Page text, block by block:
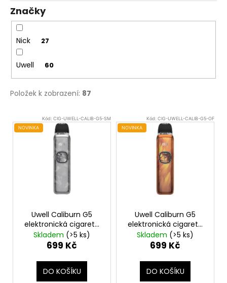
Značky
Nick 27
Uwell 60
Položek k zobrazení: 87
V
ý
Kód: CIG-UWELL-CALIB-G5-SM
NOVINKA
Uwell Caliburn G5
elektronická cigareta
1600mAh Silver Marble
Skladem (>5 ks)
699 Kč
DO KOŠÍKU
Kód: CIG-UWELL-CALIB-G5-OF
NOVINKA
Uwell Caliburn G5
elektronická cigareta
1600mAh Orange
Feathers
Skladem (>5 ks)
699 Kč
DO KOŠÍKU